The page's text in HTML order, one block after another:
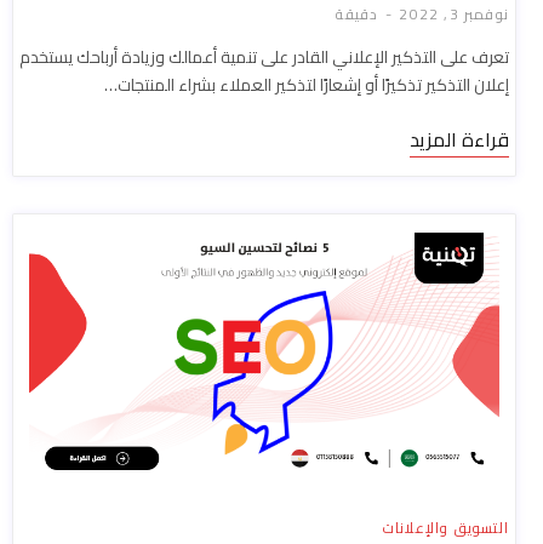
نوفمبر 3, 2022 دقيقة
تعرف على التذكير الإعلاني القادر على تنمية أعمالك وزيادة أرباحك يستخدم
إعلان التذكير تذكيرًا أو إشعارًا لتذكير العملاء بشراء المنتجات…
قراءة المزيد
التسويق والإعلانات